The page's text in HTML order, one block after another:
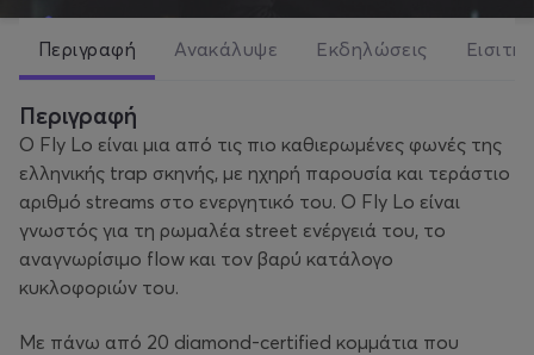
Περιγραφή Ανακάλυψε Εκδηλώσεις
Περιγραφή
Ο Fly Lo είναι μια από τις πιο καθιερωμένες φωνές της
ελληνικής trap σκηνής, με ηχηρή παρουσία και τεράστιο
αριθμό streams στο ενεργητικό του. Ο Fly Lo είναι
γνωστός για τη ρωμαλέα street ενέργειά του, το
αναγνωρίσιμο flow και τον βαρύ κατάλογο
κυκλοφοριών του.
Με πάνω από 20 diamond-certified κομμάτια που